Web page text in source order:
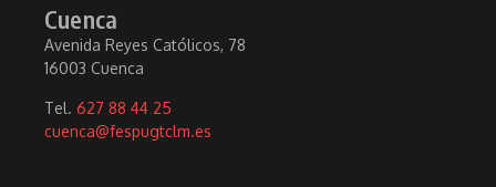
Cuenca
Avenida Reyes Católicos, 78
16003 Cuenca
Tel. 627 88 44 25
cuenca@fespugtclm.es